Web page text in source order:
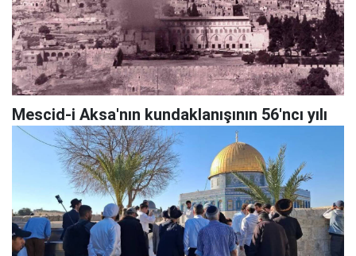
Mescid-i Aksa'nın kundaklanışının 56'ncı yılı